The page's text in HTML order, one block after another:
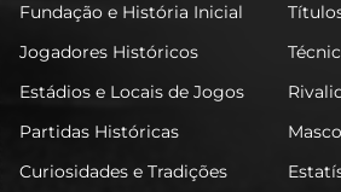
Fundação e História Inicial
Jogadores Históricos
Estádios e Locais de Jogos
Partidas Históricas
Curiosidades e Tradições